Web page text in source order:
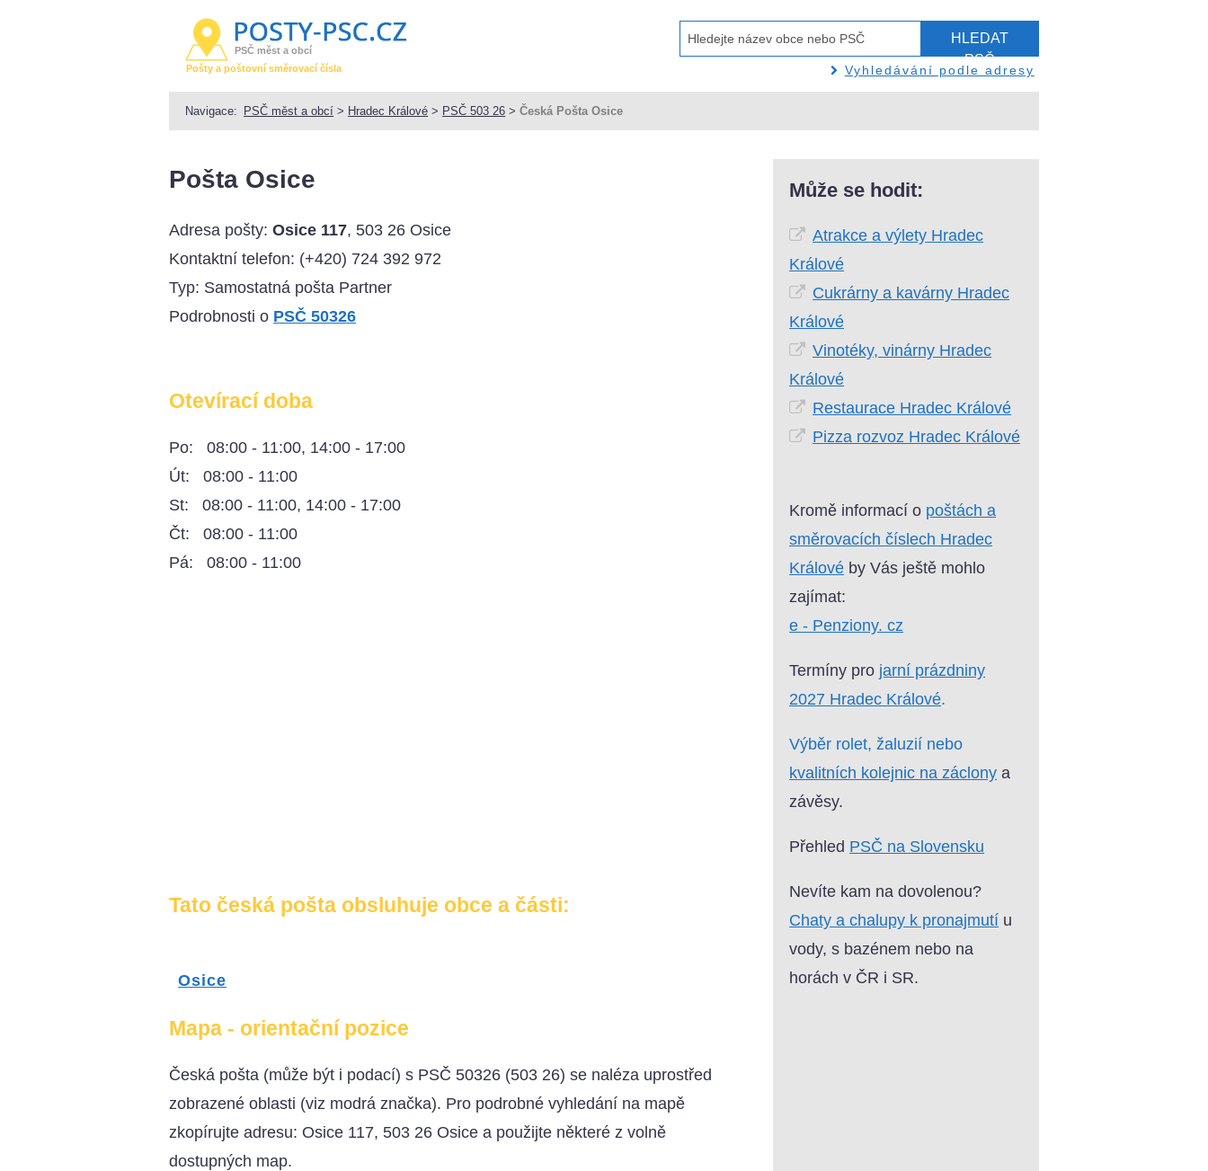
PSČ měst a obcí
Pošty a poštovní směrovací čísla
HLEDAT
PSČ
Vyhledávání podle adresy
Navigace: PSČ měst a obcí > Hradec Králové > PSČ 503 26 >Česká Pošta Osice
Pošta Osice
Adresa pošty:Osice 117, 503 26 Osice
Kontaktní telefon: (+420) 724 392 972
Typ: Samostatná pošta Partner
Podrobnosti o PSČ 50326
Otevírací doba
Po: 08:00 - 11:00, 14:00 - 17:00
Út: 08:00 - 11:00
St: 08:00 - 11:00, 14:00 - 17:00
Čt: 08:00 - 11:00
Pá: 08:00 - 11:00
Tato česká pošta obsluhuje obce a části:
Osice
Mapa - orientační pozice
Česká pošta (může být i podací) s PSČ 50326 (503 26) se naléza uprostřed
zobrazené oblasti (viz modrá značka). Pro podrobné vyhledání na mapě
zkopírujte adresu: Osice 117, 503 26 Osice a použijte některé z volně
dostupných map.
Může se hodit:
Atrakce a výlety Hradec
Králové
Cukrárny a kavárny Hradec
Králové
Vinotéky, vinárny Hradec
Králové
Restaurace Hradec Králové
Pizza rozvoz Hradec Králové
Kromě informací o poštách a
směrovacích číslech Hradec
Králové by Vás ještě mohlo
zajímat:
e - Penziony. cz
Termíny pro jarní prázdniny
2027 Hradec Králové.
Výběr rolet, žaluzií nebo
kvalitních kolejnic na záclony a
závěsy.
Přehled PSČ na Slovensku
Nevíte kam na dovolenou?
Chaty a chalupy k pronajmutí u
vody, s bazénem nebo na
horách v ČR i SR.